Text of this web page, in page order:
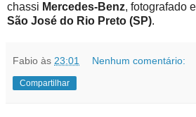
chassi Mercedes-Benz, fotografado
São José do Rio Preto (SP).
Fabio às 23:01 Nenhum comentário:
Compartilhar